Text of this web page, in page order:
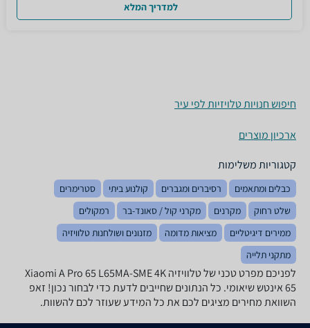
למדריך המלא
חיפוש חנויות טלויזיות לפי עיר
ארכיון מוצרים
קטגוריות משלימות
כבלים ומתאמים רסיברים ומגברים קולנוע ביתי
סטרימרים
שלט רחוק
מקרנים מקרני קול / סאונד-בר
רמקולים
ממירים דיגיטליים
מציאות מדומה
מזנונים ושולחנות טלוויזיה
מתקני תלייה
לפניכם מפרט טכני של טלוויזיה Xiaomi A Pro 65 L65MA-SME 4K
‏65 ‏אינטש שיאומי. כל הנתונים שחייבים לדעת כדי לבחור נכון! זאפ
השוואת מחירים מציגים לכם את כל המידע שעוזר לכם להשוות.